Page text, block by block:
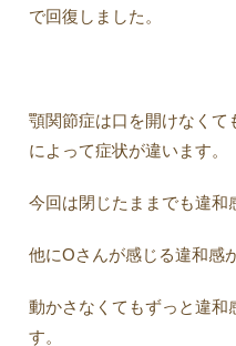
で回復しました。
顎関節症は口を開けなくて
によって症状が違います。
今回は閉じたままでも違和
他にOさんが感じる違和感
動かさなくてもずっと違和
す。